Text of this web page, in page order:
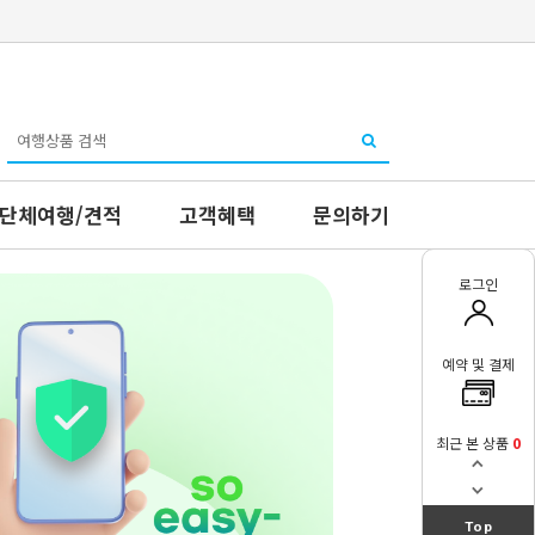
단체여행/견적 고객혜택 문의하기
로그인
예약 및 결제
최근 본 상품 0
Top